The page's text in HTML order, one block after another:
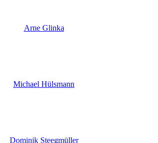
Arne Glinka
Michael Hülsmann
Dominik Steegmüller